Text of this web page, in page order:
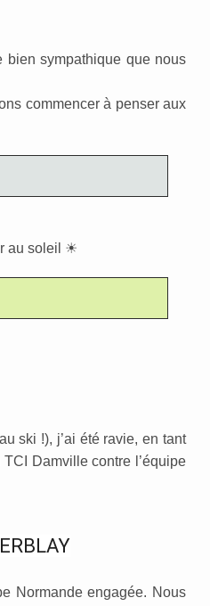
bien sympathique que nous
commencer à penser aux
au soleil ☀
ski !), j’ai été ravie, en tant
Damville contre l’équipe
Normande engagée. Nous